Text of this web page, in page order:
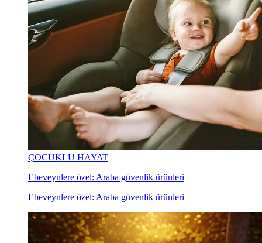
ÇOCUKLU HAYAT
Ebeveynlere özel: Araba güvenlik ürünleri
Ebeveynlere özel: Araba güvenlik ürünleri